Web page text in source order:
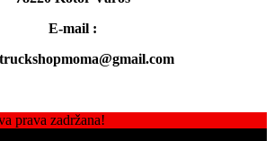
E-mail :
prava zadržana!